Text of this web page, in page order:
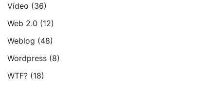
Vídeo (36)
Web 2.0 (12)
Weblog (48)
Wordpress (8)
WTF? (18)